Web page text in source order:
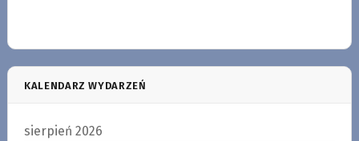
KALENDARZ WYDARZEŃ
sierpień 2026